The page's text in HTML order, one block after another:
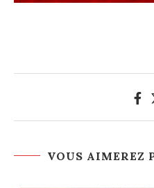
VOUS AIMEREZ